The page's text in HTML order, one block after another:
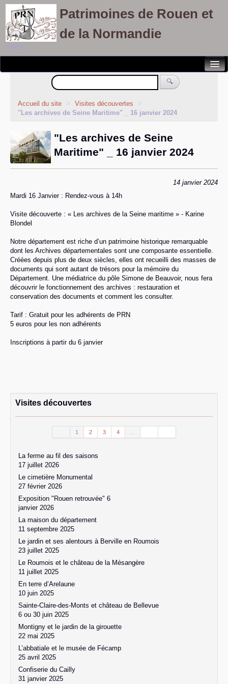
Patrimoines de Rouen et
de la Normandie
PRN
Notre association
Randonnées patrimoines
Balades culturelles
Rallyes pédestres
🔍
Accueil du site > Visites découvertes
>
"Les archives de Seine Maritime" _ 16 janvier 2024
"Les archives de Seine
Maritime" _ 16 janvier 2024
14 janvier 2024
Mardi 16 Janvier : Rendez-vous à 14h
Visite découverte : « Les archives de la Seine maritime » - Karine
Blondel
Notre département est riche d’un patrimoine historique remarquable
dont les Archives départementales sont une composante essentielle.
Créées depuis plus de deux siècles, elles ont recueilli des masses de
documents qui sont autant de trésors pour la mémoire du
Département. Une médiatrice du pôle Simone de Beauvoir, nous fera
découvrir le fonctionnement des archives : restauration et
conservation des documents et comment les consulter.
Tarif : Gratuit pour les adhérents de PRN
5 euros pour les non adhérents
Inscriptions à partir du 6 janvier
Visites découvertes
1 2 3 4
La ferme au fil des saisons
17 juillet 2026
Le cimetière Monumental
27 février 2026
Exposition "Rouen retrouvée" 6
janvier 2026
La maison du département
11 septembre 2025
Le jardin et ses alentours à Berville en Roumois
23 juillet 2025
Le Roumois et le château de la Mésangère
11 juillet 2025
En terre d’Arelaune
10 juin 2025
Sainte-Claire-des-Monts et château de Bellevue
6 ou 30 juin 2025
Montigny et le jardin de la girouette
22 mai 2025
L’abbatiale et le musée de Fécamp
25 avril 2025
Confiserie du Cailly
31 janvier 2025